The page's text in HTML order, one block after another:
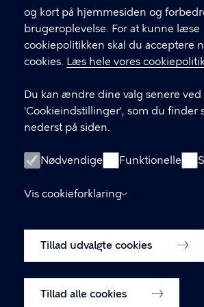
og kort på hjemmesiden og
brugeroplevelse. For at kunne læse
cookiepolitikken skal du acceptere
cookies. Læs hele vores
Du kan ændre dine valg senere ved
'Cookieindstillinger', som du finder
nederst på siden.
Nødvendige Funktionelle
Vis cookieforklaring
Tillad udvalgte cookies
Tillad alle cookies
GENVEJE
Digital Post
Databeskyttelse
Tilgængelighedserklæring
Om hjemmesiden
Cookiepolitik